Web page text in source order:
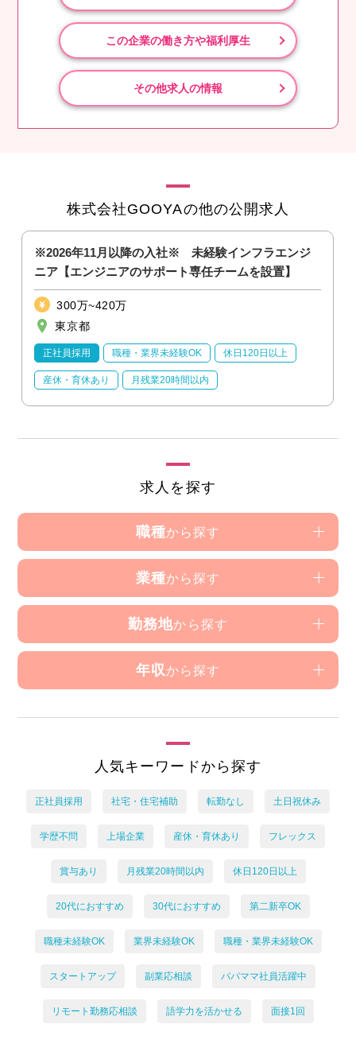
この企業の働き方や福利厚生
その他求人の情報
株式会社GOOYAの他の公開求人
※2026年11月以降の入社※ 未経験インフラエンジ
ニア【エンジニアのサポート専任チームを設置】
300万~420万
東京都
正社員採用 職種・業界未経験OK 休日120日以上
産休・育休あり 月残業20時間以内
求人を探す
職種から探す
業種から探す
勤務地から探す
年収 から探す
人気キーワードから探す
正社員採用 社宅・住宅補助 転勤なし 土日祝休み
学歴不問 上場企業 産休・育休あり フレックス
賞与あり 月残業20時間以内 休日120日以上
20代におすすめ 30代におすすめ 第二新卒OK
職種未経験OK 業界未経験OK 職種・業界未経験OK
スタートアップ 副業応相談 パパママ社員活躍中
リモート勤務応相談 語学力を活かせる 面接1回